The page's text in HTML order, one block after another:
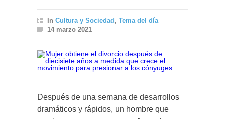
In Cultura y Sociedad , Tema del día
14 marzo 2021
Después de una semana de desarrollos
dramáticos y rápidos, un hombre que